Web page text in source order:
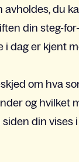
du
din steg-
i dag er kjent
om hva
og hvilket
din vises